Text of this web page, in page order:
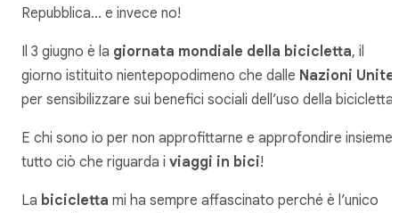
Repubblica… e invece no!
Il 3 giugno è la giornata mondiale della bicicletta, il
giorno istituito nientepopodimeno che dalle Nazioni Unite
per sensibilizzare sui benefici sociali dell’uso della bicicletta.
E chi sono io per non approfittarne e approfondire insieme
tutto ciò che riguarda i viaggi in bici!
La bicicletta mi ha sempre affascinato perché è l’unico